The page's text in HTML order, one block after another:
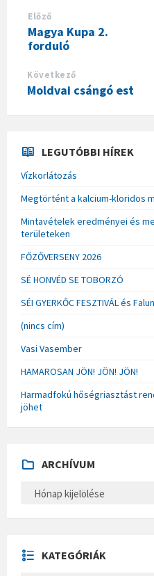
Előző
Magya Kupa 2.
forduló
Következő
Moldvai csángó est
LEGUTÓBBI HÍREK
Vízkorlátozás
Megtörtént a kalcium-kloridos
Mintavételek eredményei és
területeken
FŐZŐVERSENY 2026
SÉ HONVÉD SE TOBORZÓ
SÉI GYERKŐC FESZTIVÁL és
(nincs cím)
Vasi Vasember
HAMAROSAN JÖN! JÖN! JÖN!
Harmadfokú hőségriasztást
jöhet
ARCHÍVUM
H
U
M
KATEGÓRIÁK